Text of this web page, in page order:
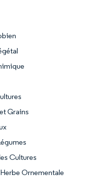
Grains
Cultures
Ornementale